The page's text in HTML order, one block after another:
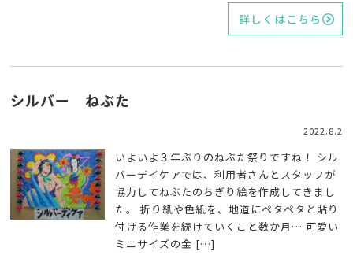
詳しくはこちら
シルバー ねぶた
2022.8.2
いよいよ３年ぶりのねぶた祭りですね！ シル
バーデイケアでは、利用者さんとスタッフが
協力してねぶたのちぎり絵を作成してきまし
た。 折り紙や色紙を、地道にペタペタと貼り
付ける作業を続けていくこと数か月… 可愛い
ミニサイズの金 […]